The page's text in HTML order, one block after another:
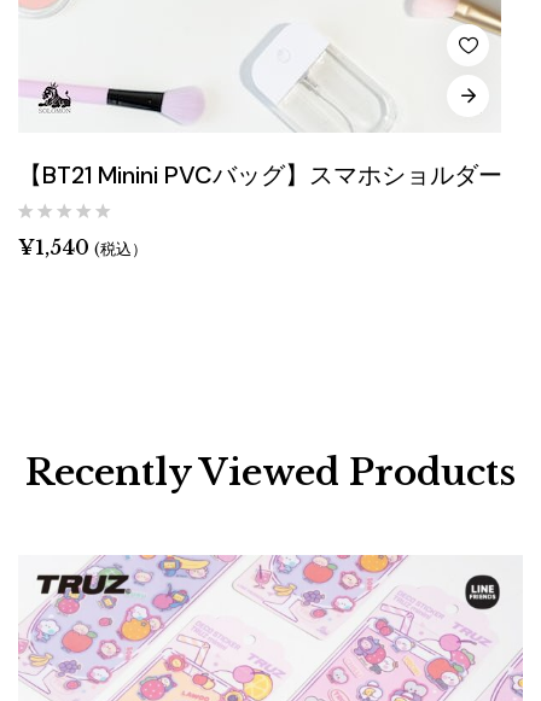
【BT21 Minini PVCバッグ】スマホショルダー
¥1,540 (税込）
Recently Viewed Products